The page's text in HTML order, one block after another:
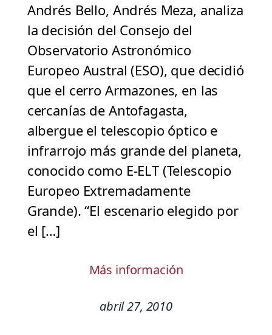
Andrés Bello, Andrés Meza, analiza
la decisión del Consejo del
Observatorio Astronómico
Europeo Austral (ESO), que decidió
que el cerro Armazones, en las
cercanías de Antofagasta,
albergue el telescopio óptico e
infrarrojo más grande del planeta,
conocido como E-ELT (Telescopio
Europeo Extremadamente
Grande). “El escenario elegido por
el […]
Más información
abril 27, 2010